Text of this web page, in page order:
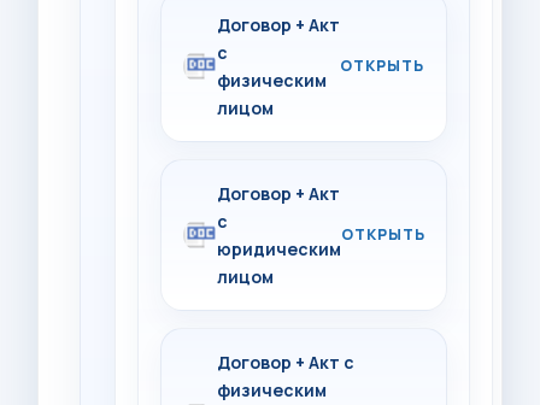
Договор + Акт
с
физическим
лицом
Договор + Акт
с
юридическим
лицом
Договор + Акт с
физическим